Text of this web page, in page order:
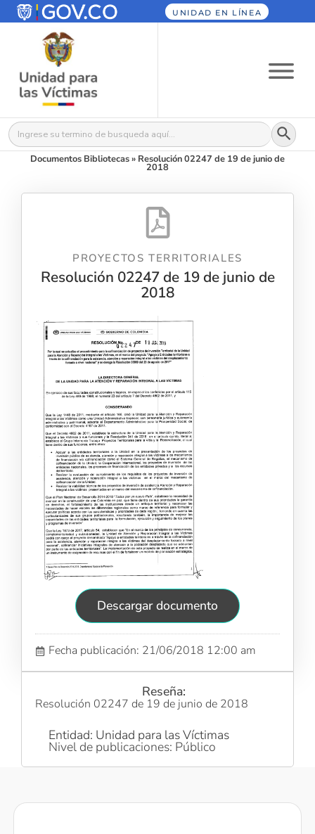
UNIDAD EN LÍNEA
Buscar: Botón
Documentos Bibliotecas» Resolución 02247 de 19 de junio de
2018
PROYECTOS TERRITORIALES
Resolución 02247 de 19 de junio de
2018
Descargar documento
Fecha publicación: 21/06/2018 12:00 am
Reseña:
Resolución 02247 de 19 de junio de 2018
Entidad: Unidad para las Víctimas
Nivel de publicaciones: Público